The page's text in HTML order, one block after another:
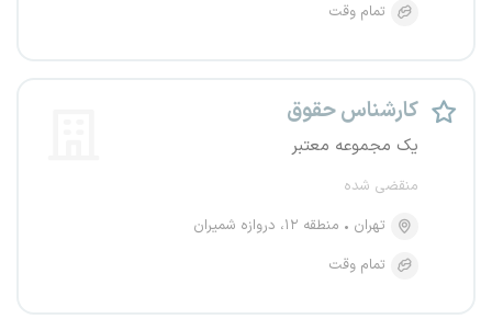
تمام وقت
کارشناس حقوق
یک مجموعه معتبر
منقضی شده
تهران
منطقه ۱۲، دروازه شمیران
تمام وقت